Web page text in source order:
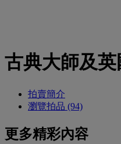
古典大師及
拍賣簡介
瀏覽拍品 (94)
更多精彩內容